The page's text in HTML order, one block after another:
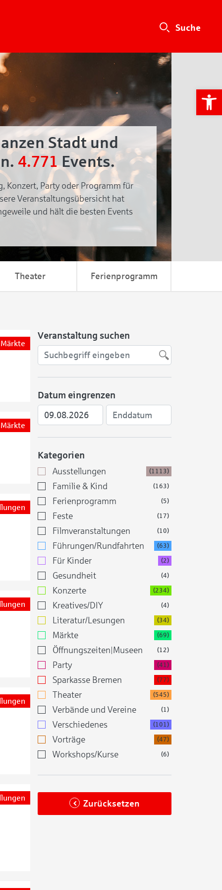
Stadt und
4.771Events.
Konzert, Party oder Programm für
Veranstaltungsübersicht hat
und hält die besten Events
Theater Ferienprogramm
Märkte
Märkte
Veranstaltung suchen
Datum eingrenzen
Kategorien
Ausstellungen (1113)
Familie & Kind (163)
Ferienprogramm (5)
Feste (17)
Filmveranstaltungen (10)
Führungen/Rundfahrten (63)
Für Kinder (2)
Gesundheit (4)
Konzerte (234)
Kreatives/DIY (4)
Literatur/Lesungen (34)
Märkte (69)
Öffnungszeiten|Museen (12)
Party (41)
Sparkasse Bremen (77)
Theater (545)
Verbände und Vereine (1)
Verschiedenes (101)
Vorträge (47)
Workshops/Kurse (6)
Zurücksetzen